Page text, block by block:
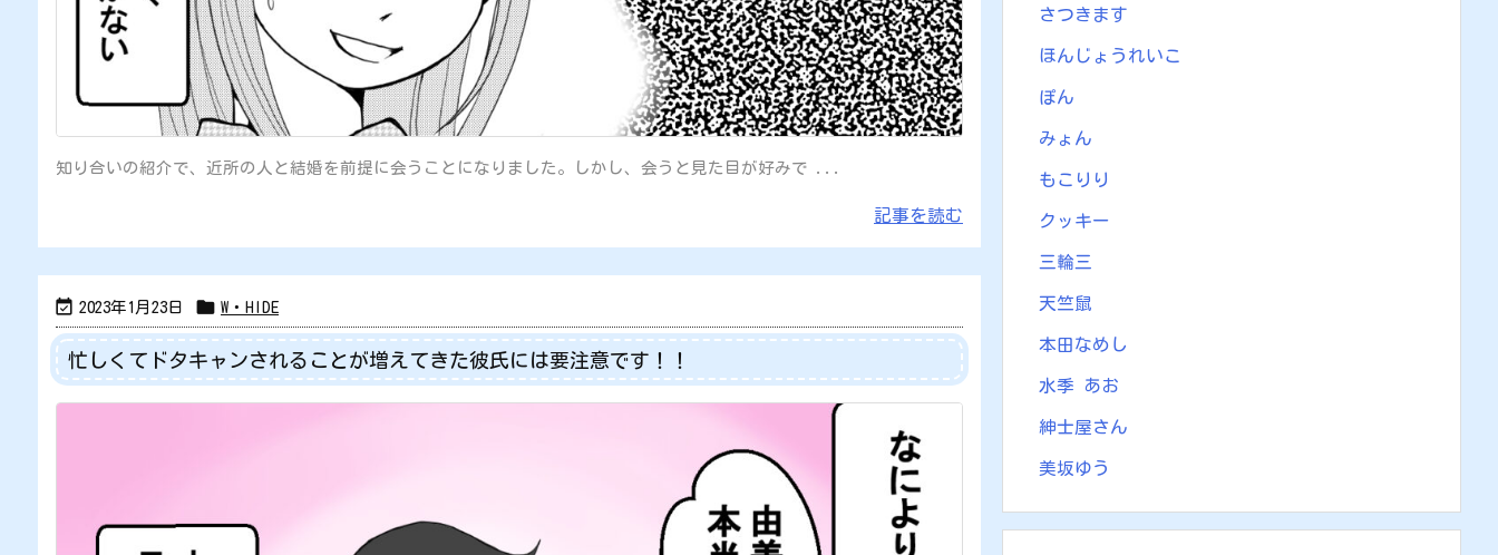
知り合いの紹介で、近所の人と結婚を前提に会うことになりました。しかし、会うと見た目が好みで ...
記事を読む
 2023年1月23日  W・HIDE
忙しくてドタキャンされることが増えてきた彼氏には要注意です！！
さつきます
ほんじょうれいこ
ぽん
みょん
もこりり
クッキー
三輪三
天竺鼠
本田なめし
水季 あお
紳士屋さん
美坂ゆう